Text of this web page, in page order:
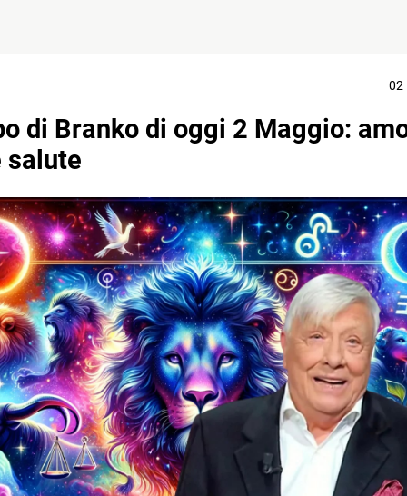
02
di Branko di oggi 2 Maggio:
salute